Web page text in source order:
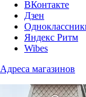
ВКонтакте
Дзен
Яндекс Ритм
Wibes
Адреса магазинов